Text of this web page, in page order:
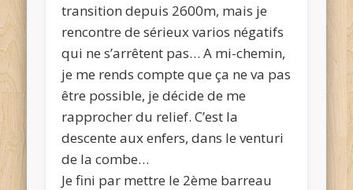
transition depuis 2600m, mais je
rencontre de sérieux varios négatifs
qui ne s’arrêtent pas… A mi-chemin,
je me rends compte que ça ne va pas
être possible, je décide de me
rapprocher du relief. C’est la
descente aux enfers, dans le venturi
de la combe…
Je fini par mettre le 2ème barreau